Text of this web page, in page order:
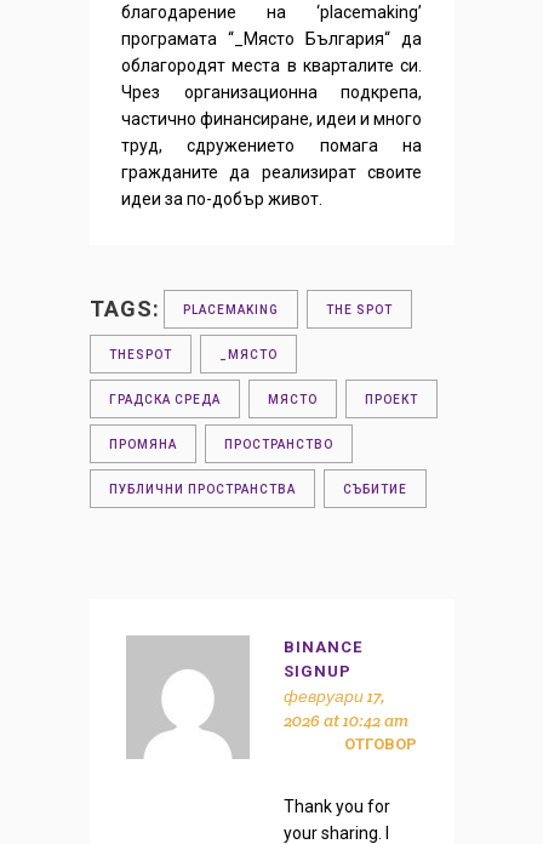
благодарение на ‘placemaking’
програмата “_Място България“ да
облагородят места в кварталите си.
Чрез организационна подкрепа,
частично финансиране, идеи и много
труд, сдружението помага на
гражданите да реализират своите
идеи за по-добър живот.
TAGS: PLACEMAKING THE SPOT
THESPOT _МЯСТО
ГРАДСКА СРЕДА МЯСТО ПРОЕКТ
ПРОМЯНА ПРОСТРАНСТВО
ПУБЛИЧНИ ПРОСТРАНСТВА СЪБИТИЕ
BINANCE
SIGNUP
февруари 17,
2026 at 10:42 am
ОТГОВОР
Thank you for
your sharing. I